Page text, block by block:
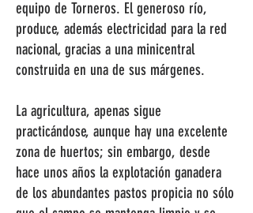
equipo de Torneros. El generoso río,
produce, además electricidad para la red
nacional, gracias a una minicentral
construida en una de sus márgenes.
La agricultura, apenas sigue
practicándose, aunque hay una excelente
zona de huertos; sin embargo, desde
hace unos años la explotación ganadera
de los abundantes pastos propicia no sólo